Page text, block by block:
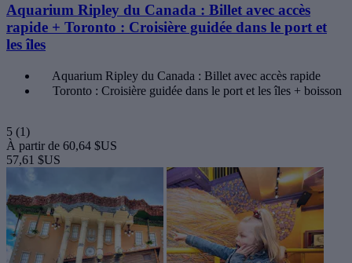
Aquarium Ripley du Canada : Billet avec accès
rapide + Toronto : Croisière guidée dans le port et
les îles
Aquarium Ripley du Canada : Billet avec accès rapide
Toronto : Croisière guidée dans le port et les îles + boisson
5 (1)
À partir de 60,64 $US
57,61 $US